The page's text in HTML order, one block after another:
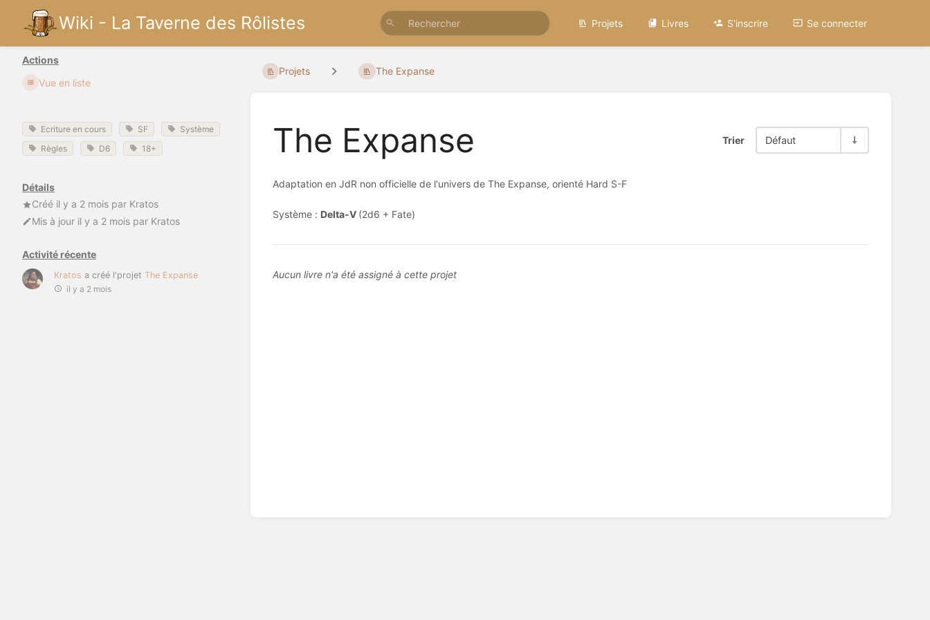
Wiki - La Taverne des Rôlistes Projets Livres S'inscrire Se connecter
Actions
Vue en liste
Ecriture en cours SF
Système
Règles
D6 18+
Détails
Créé il y a 2 mois par Kratos
Mis à jour il y a 2 mois par Kratos
Activité récente
Kratos a créé l'projet The Expanse
il y a 2 mois
Projets The Expanse
The Expanse Trier Défaut
Adaptation en JdR non officielle de l'univers de The Expanse, orienté Hard S-F
Système : Delta-V (2d6 + Fate)
Aucun livre n'a été assigné à cette projet